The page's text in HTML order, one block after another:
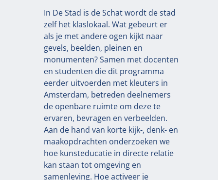
In De Stad is de Schat wordt de stad
zelf het klaslokaal. Wat gebeurt er
als je met andere ogen kijkt naar
gevels, beelden, pleinen en
monumenten? Samen met docenten
en studenten die dit programma
eerder uitvoerden met kleuters in
Amsterdam, betreden deelnemers
de openbare ruimte om deze te
ervaren, bevragen en verbeelden.
Aan de hand van korte kijk-, denk- en
maakopdrachten onderzoeken we
hoe kunsteducatie in directe relatie
kan staan tot omgeving en
samenleving. Hoe activeer je